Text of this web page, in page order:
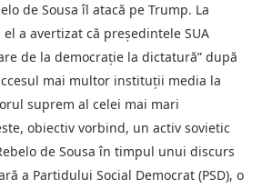
de Sousa îl atacă pe Trump. La
a avertizat că preşedintele SUA
de la democraţie la dictatură” după
mai multor instituţii media la
suprem al celei mai mari
obiectiv vorbind, un activ sovietic
de Sousa în timpul unui discurs
a Partidului Social Democrat (PSD), o